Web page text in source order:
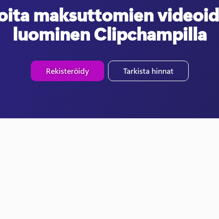
maksuttomien
luominen Clipchampilla
Rekisteröidy Tarkista hinnat